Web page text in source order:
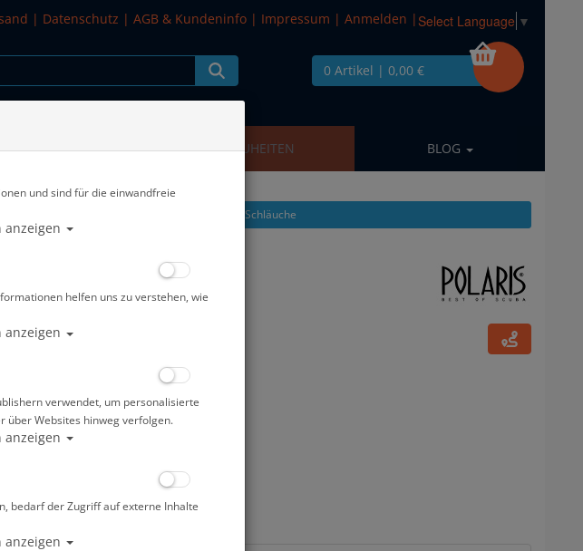
| Datenschutz | AGB & Kundeninfo | Impressum | Anmelden | Select Language ▼
0 Artikel | 0,00 €
SALE NEUHEITEN BLOG
Alle Artikel zeigen aus: Schläuche
Inflator Schlauch - 90 cm
€*
und sind für die einwandfreie
anzeigen
helfen uns zu verstehen, wie
anzeigen
verwendet, um personalisierte
über Websites hinweg verfolgen.
anzeigen
bedarf der Zugriff auf externe Inhalte
anzeigen